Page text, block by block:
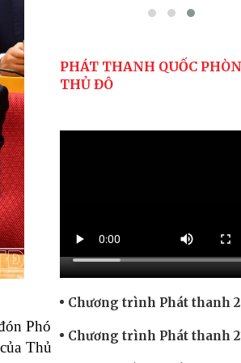
Phó
Thủ
PHÁT THANH QUỐC
THỦ ĐÔ
Chương trình Phát thanh
Chương trình Phát thanh